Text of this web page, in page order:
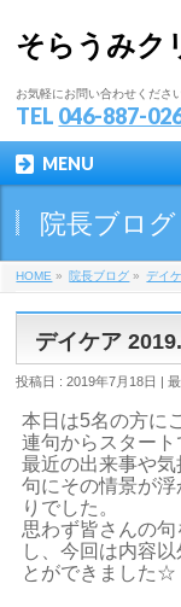
そらうみク
お気軽にお問い合わせくださ
TEL 046-887-
MENU
院長ブログ
HOME » 院長ブログ » デイ
デイケア
投稿日 : 2019年7月18日
本日は5名の方に
連句からスタート
最近の出来事や
句にその情景が
りでした。
思わず皆さんの
し、今回は内容
とができました☆